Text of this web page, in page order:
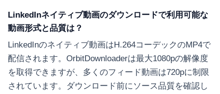
LinkedInネイティブ動画のダウンロードで利用可能な
動画形式と品質は？
LinkedInのネイティブ動画はH.264コーデックのMP4で
配信されます。OrbitDownloaderは最大1080pの解像度
を取得できますが、多くのフィード動画は720pに制限
されています。ダウンロード前にソース品質を確認し